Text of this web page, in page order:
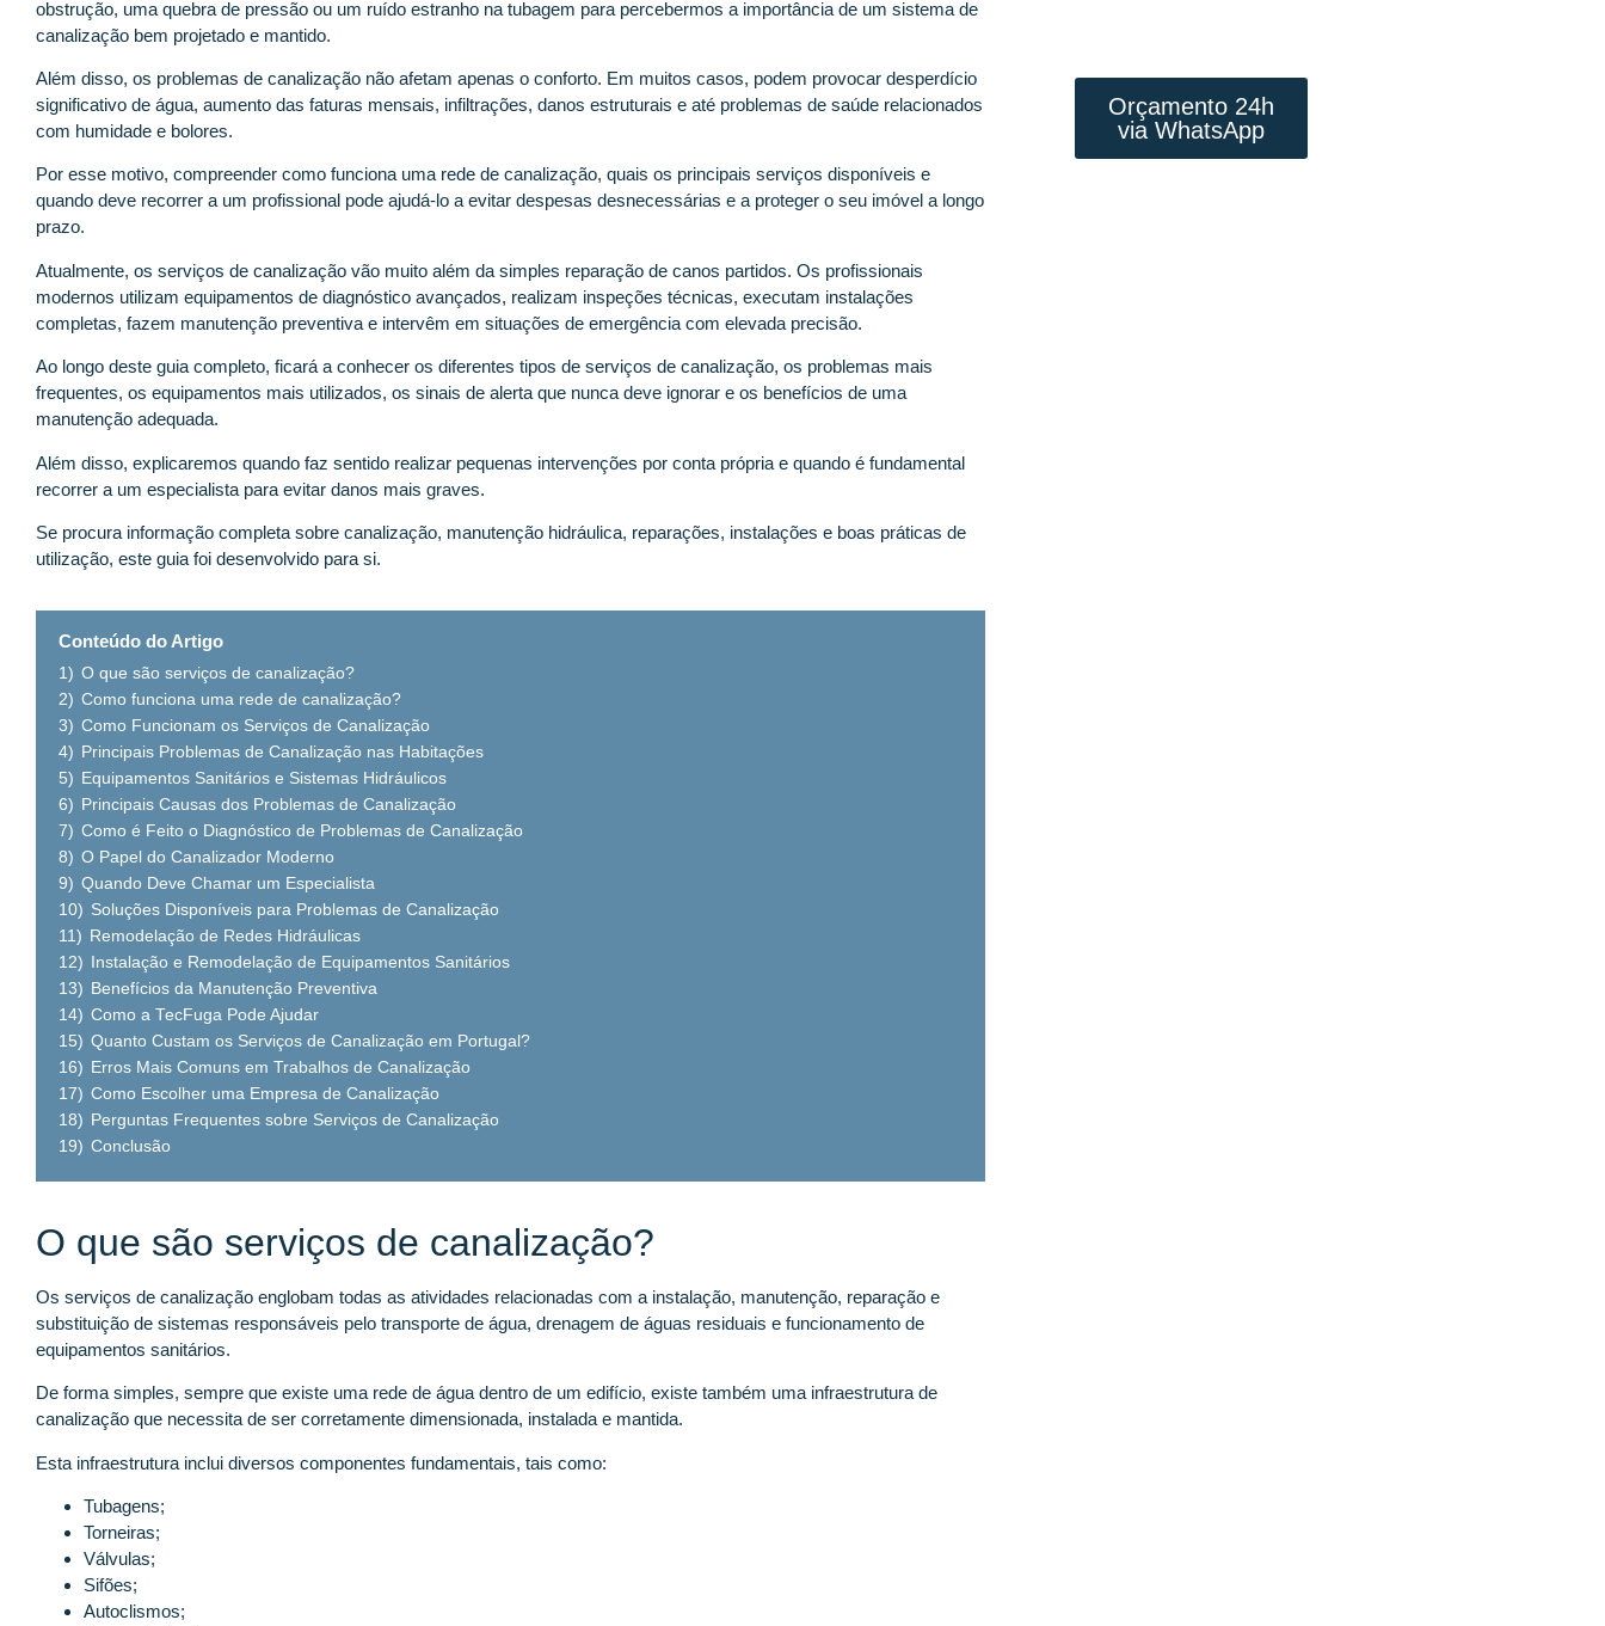
obstrução, uma quebra de pressão ou um ruído estranho na tubagem para percebermos a importância de um sistema de
canalização bem projetado e mantido.
Além disso, os problemas de canalização não afetam apenas o conforto. Em muitos casos, podem provocar desperdício
significativo de água, aumento das faturas mensais, infiltrações, danos estruturais e até problemas de saúde relacionados
com humidade e bolores.
Por esse motivo, compreender como funciona uma rede de canalização, quais os principais serviços disponíveis e
quando deve recorrer a um profissional pode ajudá-lo a evitar despesas desnecessárias e a proteger o seu imóvel a longo
prazo.
Atualmente, os serviços de canalização vão muito além da simples reparação de canos partidos. Os profissionais
modernos utilizam equipamentos de diagnóstico avançados, realizam inspeções técnicas, executam instalações
completas, fazem manutenção preventiva e intervêm em situações de emergência com elevada precisão.
Ao longo deste guia completo, ficará a conhecer os diferentes tipos de serviços de canalização, os problemas mais
frequentes, os equipamentos mais utilizados, os sinais de alerta que nunca deve ignorar e os benefícios de uma
manutenção adequada.
Além disso, explicaremos quando faz sentido realizar pequenas intervenções por conta própria e quando é fundamental
recorrer a um especialista para evitar danos mais graves.
Se procura informação completa sobre canalização, manutenção hidráulica, reparações, instalações e boas práticas de
utilização, este guia foi desenvolvido para si.
Conteúdo do Artigo
1) O que são serviços de canalização?
2) Como funciona uma rede de canalização?
3) Como Funcionam os Serviços de Canalização
4) Principais Problemas de Canalização nas Habitações
5) Equipamentos Sanitários e Sistemas Hidráulicos
6) Principais Causas dos Problemas de Canalização
7) Como é Feito o Diagnóstico de Problemas de Canalização
8) O Papel do Canalizador Moderno
9) Quando Deve Chamar um Especialista
10) Soluções Disponíveis para Problemas de Canalização
11) Remodelação de Redes Hidráulicas
12)
Instalação e Remodelação de Equipamentos Sanitários
13) Benefícios da Manutenção Preventiva
14) Como a TecFuga Pode Ajudar
15) Quanto Custam os Serviços de Canalização em Portugal?
16) Erros Mais Comuns em Trabalhos de Canalização
17) Como Escolher uma Empresa de Canalização
18) Perguntas Frequentes sobre Serviços de Canalização
19) Conclusão
O que são serviços de canalização?
Os serviços de canalização englobam todas as atividades relacionadas com a instalação, manutenção, reparação e
substituição de sistemas responsáveis pelo transporte de água, drenagem de águas residuais e funcionamento de
equipamentos sanitários.
De forma simples, sempre que existe uma rede de água dentro de um edifício, existe também uma infraestrutura de
canalização que necessita de ser corretamente dimensionada, instalada e mantida.
Esta infraestrutura inclui diversos componentes fundamentais, tais como:
Tubagens;
Torneiras;
Válvulas;
Sifões;
Autoclismos;
Orçamento 24h
via WhatsApp